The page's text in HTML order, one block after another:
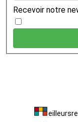
Recevoir notre